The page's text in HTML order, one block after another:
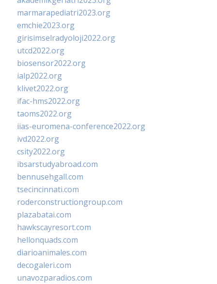
marmarapediatri2023.org
emchie2023.org
girisimselradyoloji2022.org
utcd2022.org
biosensor2022.org
ialp2022.org
klivet2022.org
ifac-hms2022.org
taoms2022.org
iias-euromena-conference2022.org
ivd2022.org
csity2022.org
ibsarstudyabroad.com
bennusehgall.com
tsecincinnati.com
roderconstructiongroup.com
plazabatai.com
hawkscayresort.com
hellonquads.com
diarioanimales.com
decogaleri.com
unavozparadios.com